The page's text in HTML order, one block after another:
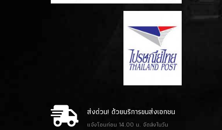
ส่งด่วน! ด้วยบริการขนส่งเอกชน
แจ้งโอนก่อน 14.00 น. จัดส่งในวัน